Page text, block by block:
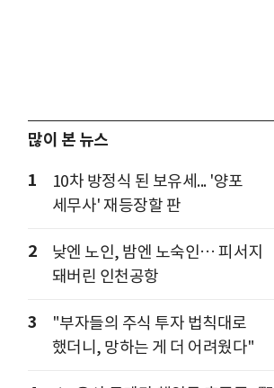
많이 본 뉴스
1
10차 방정식 된 보유세... '양포
세무사' 재등장할 판
2
낮엔 노인, 밤엔 노숙인… 피서지
돼버린 인천공항
3
"부자들의 주식 투자 법칙대로
했더니, 망하는 게 더 어려웠다"